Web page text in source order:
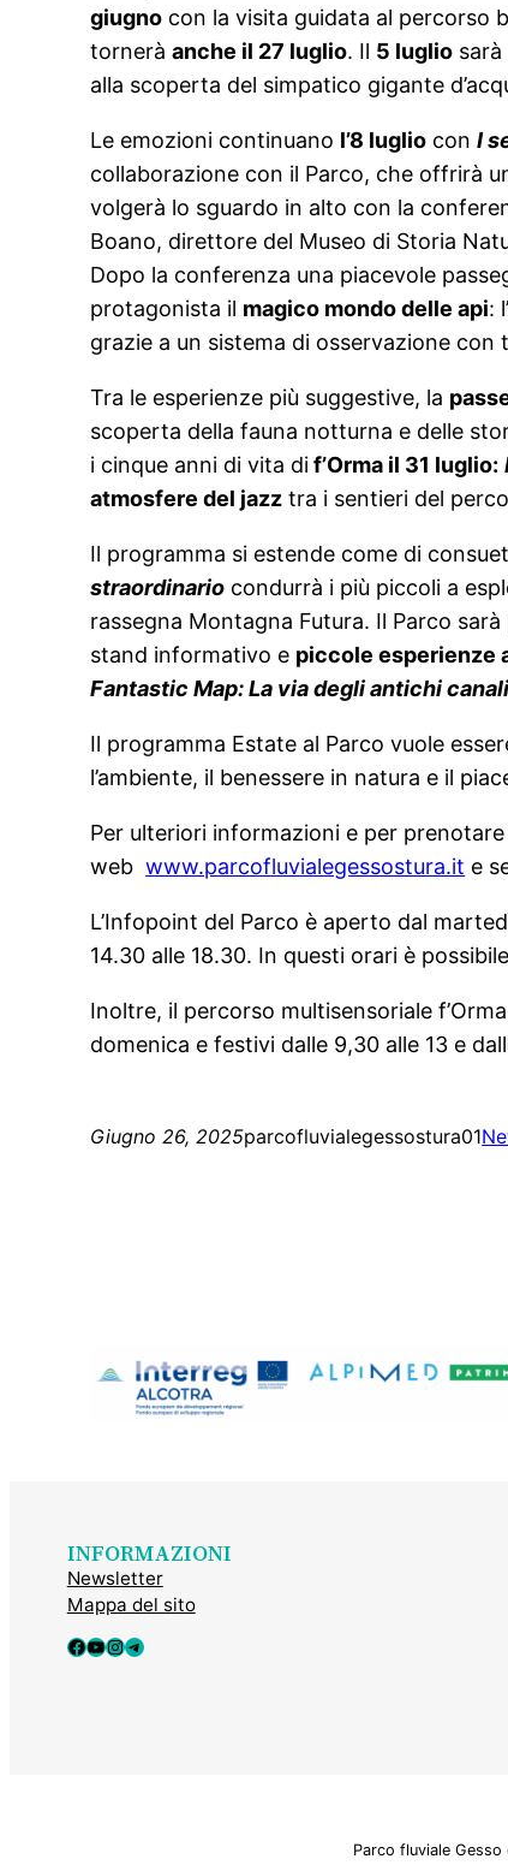
giugno con la visita guidata al
torneràanche il 27 luglio. Il 5 luglio
alla scoperta del simpatico gigante
Le emozioni continuano l’8 luglio conI
collaborazione con il Parco, che offrirà
volgerà lo sguardo in alto con la
Boano, direttore del Museo di Storia
Dopo la conferenza una piacevole
protagonista il magico mondo delle api:
grazie a un sistema di osservazione con
Tra le esperienze più suggestive, la
scoperta della fauna notturna e delle
i cinque anni di vita dif’Orma il 31 luglio:
atmosfere del jazz tra i sentieri del
Il programma si estende come di
straordinario condurrà i più piccoli a
rassegna Montagna Futura. Il Parco
stand informativo e piccole esperienze
Fantastic Map: La via degli antichi canali
Il programma Estate al Parco vuole
l’ambiente, il benessere in natura e il
Per ulteriori informazioni e per
webwww.parcofluvialegessostura.it e
L’Infopoint del Parco è aperto dal
14.30 alle 18.30. In questi orari è
Inoltre, il percorso multisensoriale
domenica e festivi dalle 9,30 alle 13 e
Giugno 26, 2025parcofluvialegessostura01
INFORMAZIONI
Newsletter
Mappa del sito
Facebook YouTube InstagramTelegram
Parco fluviale